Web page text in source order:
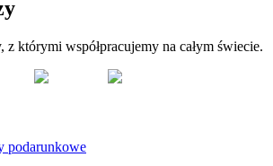
którymi współpracujemy na całym świecie.
podarunkowe